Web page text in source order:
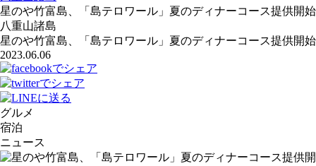
星のや竹富島、「島テロワール」夏のディナーコース提供開始
八重山諸島
星のや竹富島、「島テロワール」夏のディナーコース提供開始
2023.06.06
グルメ
宿泊
ニュース